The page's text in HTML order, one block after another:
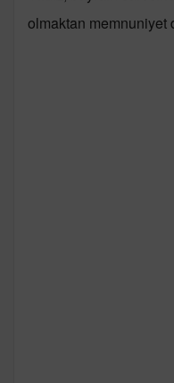
olmaktan memnuniyet